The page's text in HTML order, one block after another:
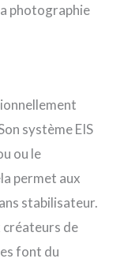
photographie
système EIS
ou le
permet aux
stabilisateur.
créateurs de
font du